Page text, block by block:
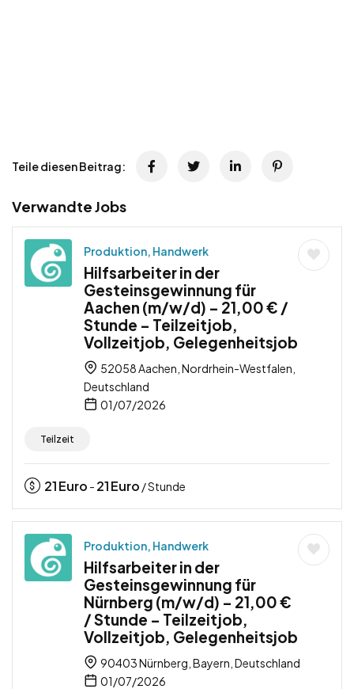
Teile diesen Beitrag:
Verwandte Jobs
Produktion, Handwerk
Hilfsarbeiter in der
Gesteinsgewinnung für
Aachen (m/w/d) – 21,00 € /
Stunde – Teilzeitjob,
Vollzeitjob, Gelegenheitsjob
52058 Aachen, Nordrhein-Westfalen,
Deutschland
01/07/2026
Teilzeit
21Euro - 21Euro / Stunde
Produktion, Handwerk
Hilfsarbeiter in der
Gesteinsgewinnung für
Nürnberg (m/w/d) – 21,00 €
/ Stunde – Teilzeitjob,
Vollzeitjob, Gelegenheitsjob
90403 Nürnberg, Bayern, Deutschland
01/07/2026